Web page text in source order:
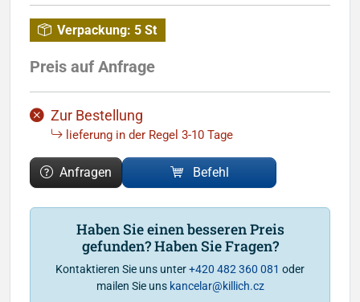
Verpackung: 5 St
Preis auf Anfrage
Zur Bestellung
lieferung in der Regel 3-10 Tage
Anfragen Befehl
Haben Sie einen besseren Preis
gefunden? Haben Sie Fragen?
Kontaktieren Sie uns unter+420 482 360 081 oder
mailen Sie uns kancelar@killich.cz